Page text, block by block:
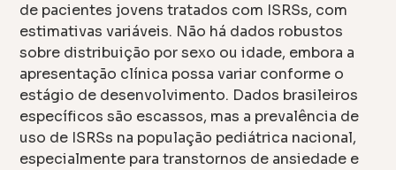
de pacientes jovens tratados com ISRSs, com
estimativas variáveis. Não há dados robustos
sobre distribuição por sexo ou idade, embora a
apresentação clínica possa variar conforme o
estágio de desenvolvimento. Dados brasileiros
específicos são escassos, mas a prevalência de
uso de ISRSs na população pediátrica nacional,
especialmente para transtornos de ansiedade e